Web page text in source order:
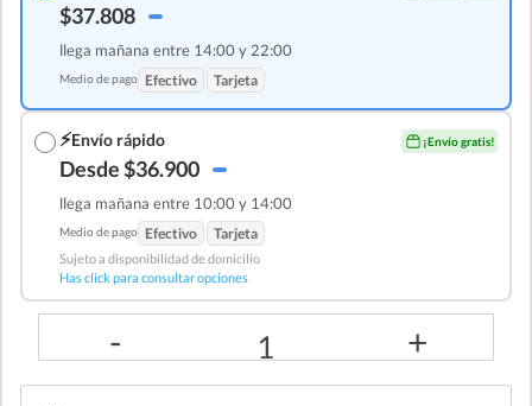
$37.808
llega mañana entre 14:00 y 22:00
Medio de pago Efectivo Tarjeta
⚡Envío rápido ¡Envío gratis!
Desde $36.900
llega mañana entre 10:00 y 14:00
Medio de pago Efectivo Tarjeta
Sujeto a disponibilidad de domicilio
Has click para consultar opciones
- 1 +